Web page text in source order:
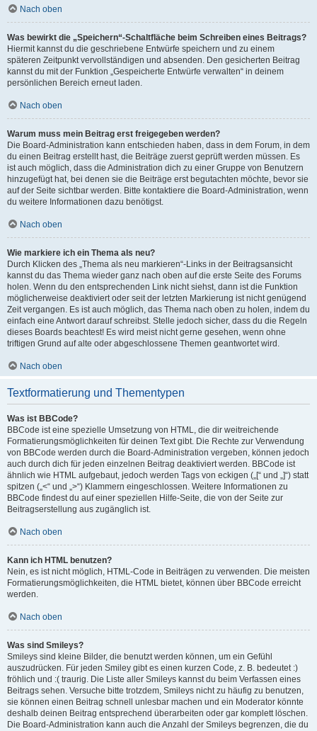
Nach oben
Was bewirkt die „Speichern“-Schaltfläche beim Schreiben eines Beitrags?
Hiermit kannst du die geschriebene Entwürfe speichern und zu einem
späteren Zeitpunkt vervollständigen und absenden. Den gesicherten Beitrag
kannst du mit der Funktion „Gespeicherte Entwürfe verwalten“ in deinem
persönlichen Bereich erneut laden.
Nach oben
Warum muss mein Beitrag erst freigegeben werden?
Die Board-Administration kann entschieden haben, dass in dem Forum, in dem
du einen Beitrag erstellt hast, die Beiträge zuerst geprüft werden müssen. Es
ist auch möglich, dass die Administration dich zu einer Gruppe von Benutzern
hinzugefügt hat, bei denen sie die Beiträge erst begutachten möchte, bevor sie
auf der Seite sichtbar werden. Bitte kontaktiere die Board-Administration, wenn
du weitere Informationen dazu benötigst.
Nach oben
Wie markiere ich ein Thema als neu?
Durch Klicken des „Thema als neu markieren“-Links in der Beitragsansicht
kannst du das Thema wieder ganz nach oben auf die erste Seite des Forums
holen. Wenn du den entsprechenden Link nicht siehst, dann ist die Funktion
möglicherweise deaktiviert oder seit der letzten Markierung ist nicht genügend
Zeit vergangen. Es ist auch möglich, das Thema nach oben zu holen, indem du
einfach eine Antwort darauf schreibst. Stelle jedoch sicher, dass du die Regeln
dieses Boards beachtest! Es wird meist nicht gerne gesehen, wenn ohne
triftigen Grund auf alte oder abgeschlossene Themen geantwortet wird.
Nach oben
Textformatierung und Thementypen
Was ist BBCode?
BBCode ist eine spezielle Umsetzung von HTML, die dir weitreichende
Formatierungsmöglichkeiten für deinen Text gibt. Die Rechte zur Verwendung
von BBCode werden durch die Board-Administration vergeben, können jedoch
auch durch dich für jeden einzelnen Beitrag deaktiviert werden. BBCode ist
ähnlich wie HTML aufgebaut, jedoch werden Tags von eckigen („[“ und „]“) statt
spitzen („<“ und „>“) Klammern eingeschlossen. Weitere Informationen zu
BBCode findest du auf einer speziellen Hilfe-Seite, die von der Seite zur
Beitragserstellung aus zugänglich ist.
Nach oben
Kann ich HTML benutzen?
Nein, es ist nicht möglich, HTML-Code in Beiträgen zu verwenden. Die meisten
Formatierungsmöglichkeiten, die HTML bietet, können über BBCode erreicht
werden.
Nach oben
Was sind Smileys?
Smileys sind kleine Bilder, die benutzt werden können, um ein Gefühl
auszudrücken. Für jeden Smiley gibt es einen kurzen Code, z. B. bedeutet :)
fröhlich und :( traurig. Die Liste aller Smileys kannst du beim Verfassen eines
Beitrags sehen. Versuche bitte trotzdem, Smileys nicht zu häufig zu benutzen,
sie können einen Beitrag schnell unlesbar machen und ein Moderator könnte
deshalb deinen Beitrag entsprechend überarbeiten oder gar komplett löschen.
Die Board-Administration kann auch die Anzahl der Smileys begrenzen, die du